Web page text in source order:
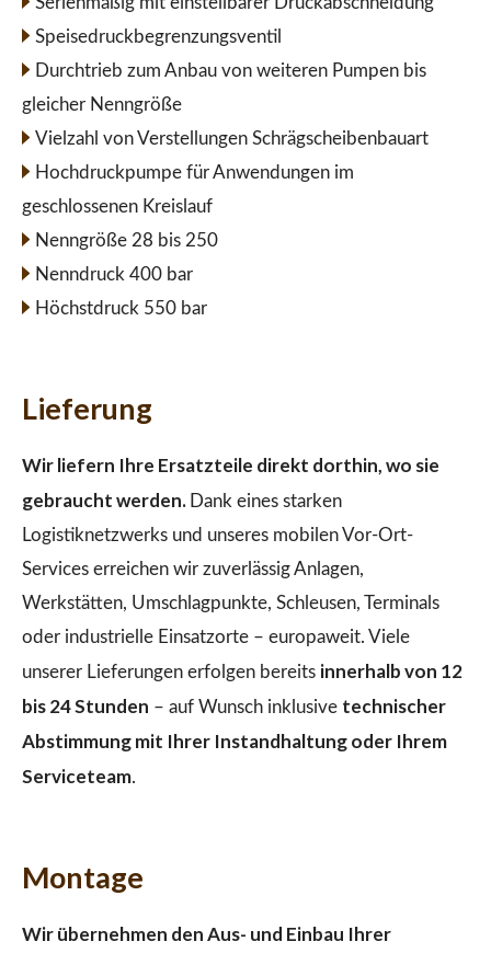
Speisedruckbegrenzungsventil
Durchtrieb zum Anbau von weiteren Pumpen bis
gleicher Nenngröße
Vielzahl von Verstellungen Schrägscheibenbauart
Hochdruckpumpe für Anwendungen im
geschlossenen Kreislauf
Nenngröße 28 bis 250
Nenndruck 400 bar
Höchstdruck 550 bar
Lieferung
Wir liefern Ihre Ersatzteile direkt dorthin, wo sie
gebraucht werden. Dank eines starken
Logistiknetzwerks und unseres mobilen Vor-Ort-
Services erreichen wir zuverlässig Anlagen,
Werkstätten, Umschlagpunkte, Schleusen, Terminals
oder industrielle Einsatzorte – europaweit. Viele
unserer Lieferungen erfolgen bereits innerhalb von 12
bis 24 Stunden – auf Wunsch inklusive technischer
Abstimmung mit Ihrer Instandhaltung oder Ihrem
Serviceteam.
Montage
Wir übernehmen den Aus- und Einbau Ihrer